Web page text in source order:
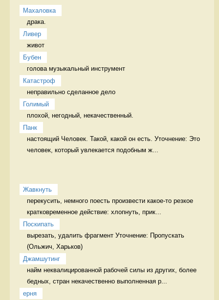
Махаловка
драка.
Ливер
живот
Бубен
голова музыкальный инструмент
Катастроф
неправильно сделанное дело
Голимый
плохой, негодный, некачественный.
Панк
настоящий Человек. Такой, какой он есть. Уточнение: Это
человек, который увлекается подобным ж...
Жавкнуть
перекусить, немного поесть произвести какое-то резкое
кратковременное действие: хлопнуть, прик...
Поскипать
вырезать, удалить фрагмент Уточнение: Пропускать
Джамшутинг
найм неквалицированной рабочей силы из других, более
бедных, стран некачественно выполненная р...
ерня